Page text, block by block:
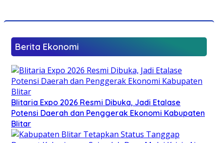
Berita Ekonomi
Blitaria Expo 2026 Resmi Dibuka, Jadi Etalase
Potensi Daerah dan Penggerak Ekonomi Kabupaten
Blitar